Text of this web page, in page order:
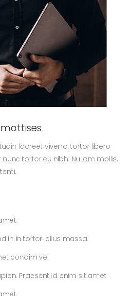
laoreet viverra, tortor libero
tortor eu nibh. Nullam mollis.
in in tortor. ellus massa.
condim vel
Praesent id enim sit amet